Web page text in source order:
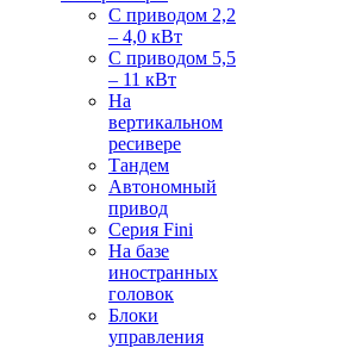
С приводом 2,2
– 4,0 кВт
С приводом 5,5
– 11 кВт
На
вертикальном
ресивере
Тандем
Автономный
привод
Серия Fini
На базе
иностранных
головок
Блоки
управления